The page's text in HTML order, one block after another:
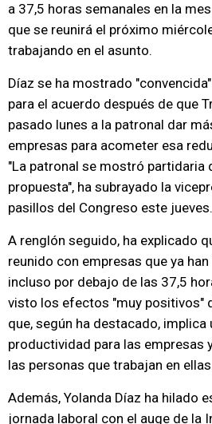
a 37,5 horas semanales en la
que se reunirá el próximo
trabajando en el asunto.
Díaz se ha mostrado
para el acuerdo después de que
pasado lunes a la patronal dar
empresas para acometer esa
"La patronal se mostró partidaria
propuesta", ha subrayado la
pasillos del Congreso este jueves.
A renglón seguido, ha explicado
reunido con empresas que ya
incluso por debajo de las 37,5
visto los efectos "muy positivos"
que, según ha destacado, implica
productividad para las empresas
las personas que trabajan en
Además, Yolanda Díaz ha hilado
jornada laboral con el auge de la